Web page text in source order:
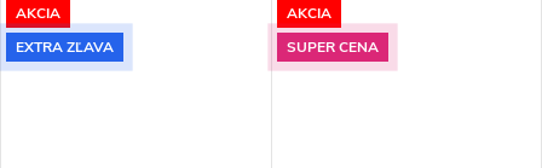
seba dokonale zapadnú. Set
kufrov je vyrobený z vysoko
kvalitného...
funkčnosť v dokonalej
rovnováhe – presne to ponúka
cestovná súprava...
AKCIA
EXTRA ZĽAVA
AKCIA
SUPER CENA